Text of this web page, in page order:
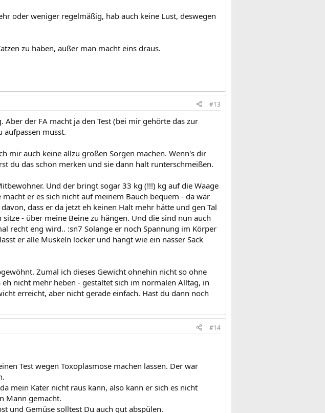
oder weniger regelmäßig, hab auch keine Lust, deswegen
zu haben, außer man macht eins draus.
#13
der FA macht ja den Test (bei mir gehörte das zur
musst.
mir auch keine allzu großen Sorgen machen. Wenn's dir
du das schon merken und sie dann halt runterschmeißen.
Und der bringt sogar 33 kg (!!!) kg auf die Waage
er es sich nicht auf meinem Bauch bequem - da wär
dass er da jetzt eh keinen Halt mehr hätte und gen Tal
- über meine Beine zu hängen. Und die sind nun auch
recht eng wird.. :sn7 Solange er noch Spannung im Körper
er alle Muskeln locker und hängt wie ein nasser Sack
Zumal ich dieses Gewicht ohnehin nicht so ohne
nicht mehr heben - gestaltet sich im normalen Alltag, in
erreicht, aber nicht gerade einfach. Hast du dann noch
#14
Test wegen Toxoplasmose machen lassen. Der war
mein Kater nicht raus kann, also kann er sich es nicht
Mann gemacht.
und Gemüse solltest Du auch gut abspülen.